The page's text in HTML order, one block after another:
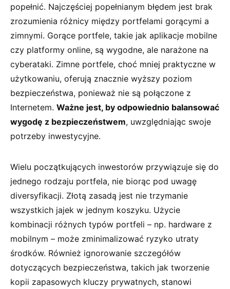
popełnić. Najczęściej popełnianym⁤ błędem jest brak
zrozumienia różnicy między portfelami gorącymi ⁣a
zimnymi. Gorące portfele, takie jak aplikacje mobilne
‌czy ⁤platformy online, są wygodne, ⁢ale narażone na
cyberataki. Zimne‌ portfele, choć mniej praktyczne w⁢
użytkowaniu, oferują znacznie ​wyższy poziom
bezpieczeństwa, ponieważ nie są połączone z
Internetem.⁣ Ważne jest, by odpowiednio‌ balansować
wygodę z​ bezpieczeństwem, ​uwzględniając swoje​
potrzeby inwestycyjne.
Wielu początkujących inwestorów przywiązuje się ‍do
jednego ⁢rodzaju portfela, nie biorąc pod uwagę
⁤diversyfikacji. Złotą zasadą ​jest nie trzymanie
‍wszystkich jajek w jednym ⁢koszyku. Użycie
kombinacji różnych typów portfeli –⁢ np. hardware z
mobilnym – ⁤może zminimalizować ryzyko ​utraty
‌środków. Również ignorowanie szczegółów
dotyczących bezpieczeństwa, takich jak tworzenie
kopii zapasowych kluczy⁤ prywatnych, stanowi